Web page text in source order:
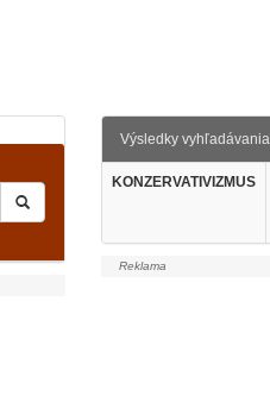
Výsledky
KONZERVATIVIZMUS